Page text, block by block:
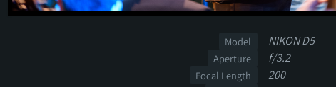
Model NIKON D5
Aperture f/3.2
Focal Length 200